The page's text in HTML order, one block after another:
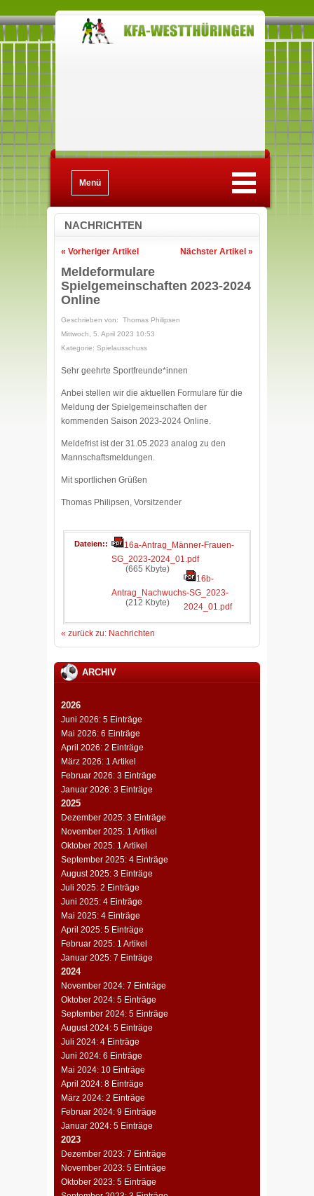
Menü
NACHRICHTEN
Nächster Artikel »
« Vorheriger Artikel
Meldeformulare
Spielgemeinschaften 2023-2024
Online
Geschrieben von: Thomas Philipsen
Mittwoch, 5. April 2023 10:53
Kategorie: Spielausschuss
Sehr geehrte Sportfreunde*innen
Anbei stellen wir die aktuellen Formulare für die
Meldung der Spielgemeinschaften der
kommenden Saison 2023-2024 Online.
Meldefrist ist der 31.05.2023 analog zu den
Mannschaftsmeldungen.
Mit sportlichen Grüßen
Thomas Philipsen, Vorsitzender
Dateien:
16a-Antrag_Männer-Frauen-
SG_2023-2024_01.pdf
(665 Kbyte)
16b-
Antrag_Nachwuchs-SG_2023-
2024_01.pdf
(212 Kbyte)
« zurück zu: Nachrichten
ARCHIV
2026
Juni 2026: 5 Einträge
Mai 2026: 6 Einträge
April 2026: 2 Einträge
März 2026: 1 Artikel
Februar 2026: 3 Einträge
Januar 2026: 3 Einträge
2025
Dezember 2025: 3 Einträge
November 2025: 1 Artikel
Oktober 2025: 1 Artikel
September 2025: 4 Einträge
August 2025: 3 Einträge
Juli 2025: 2 Einträge
Juni 2025: 4 Einträge
Mai 2025: 4 Einträge
April 2025: 5 Einträge
Februar 2025: 1 Artikel
Januar 2025: 7 Einträge
2024
November 2024: 7 Einträge
Oktober 2024: 5 Einträge
September 2024: 5 Einträge
August 2024: 5 Einträge
Juli 2024: 4 Einträge
Juni 2024: 6 Einträge
Mai 2024: 10 Einträge
April 2024: 8 Einträge
März 2024: 2 Einträge
Februar 2024: 9 Einträge
Januar 2024: 5 Einträge
2023
Dezember 2023: 7 Einträge
November 2023: 5 Einträge
Oktober 2023: 5 Einträge